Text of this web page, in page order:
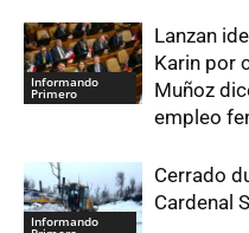
Informando
Primero
Lanzan
Karin por
Muñoz
empleo
Informando
Cerrado
Cardenal